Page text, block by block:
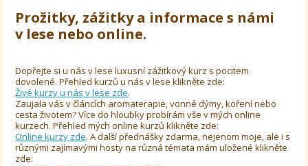
Prožitky, zážitky a informace s námi
v lese nebo online.
Dopřejte si u nás v lese luxusní zážitkový kurz s pocitem
dovolené. Přehled kurzů u nás v lese klikněte zde:
Živé kurzy u nás v lese zde.
Zaujala vás v článcích aromaterapie, vonné dýmy, koření nebo
cesta životem? Více do hloubky probírám vše v mých online
kurzech. Přehled mých online kurzů klikněte zde:
Online kurzy zde. A další přednášky zdarma, nejenom moje, ale i s
různými zajímavými hosty na různá témata mám uložené klikněte
zde: